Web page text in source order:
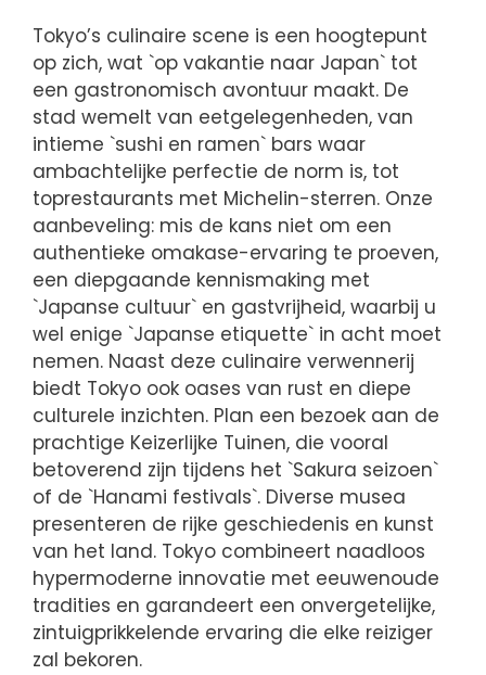
Tokyo’s culinaire scene is een hoogtepunt
op zich, wat `op vakantie naar Japan` tot
een gastronomisch avontuur maakt. De
stad wemelt van eetgelegenheden, van
intieme `sushi en ramen` bars waar
ambachtelijke perfectie de norm is, tot
toprestaurants met Michelin-sterren. Onze
aanbeveling: mis de kans niet om een
authentieke omakase-ervaring te proeven,
een diepgaande kennismaking met
`Japanse cultuur` en gastvrijheid, waarbij u
wel enige `Japanse etiquette` in acht moet
nemen. Naast deze culinaire verwennerij
biedt Tokyo ook oases van rust en diepe
culturele inzichten. Plan een bezoek aan de
prachtige Keizerlijke Tuinen, die vooral
betoverend zijn tijdens het `Sakura seizoen`
of de `Hanami festivals`. Diverse musea
presenteren de rijke geschiedenis en kunst
van het land. Tokyo combineert naadloos
hypermoderne innovatie met eeuwenoude
tradities en garandeert een onvergetelijke,
zintuigprikkelende ervaring die elke reiziger
zal bekoren.